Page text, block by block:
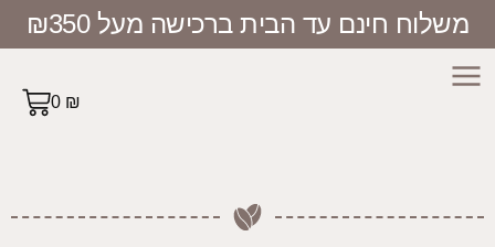
חינם עד הבית ברכישה מעל ₪350